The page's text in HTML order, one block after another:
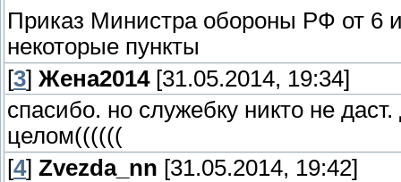
Приказ Министра обороны РФ от 6
некоторые пункты
[3] Жена2014[31.05.2014, 19:34]
спасибо. но служебку никто не
целом((((((
[4] Zvezda_nn [31.05.2014, 19:42]